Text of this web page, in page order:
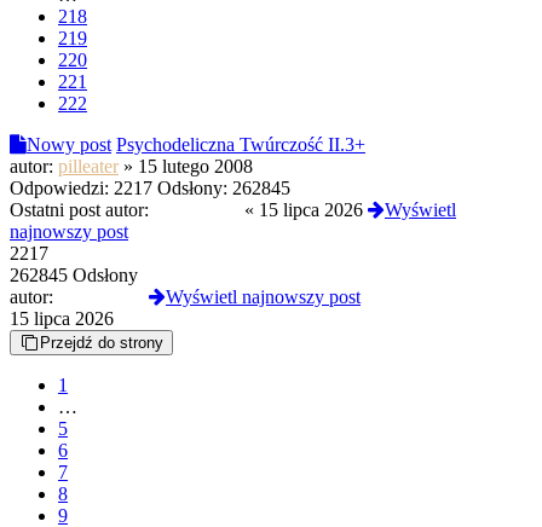
218
219
220
221
222
Nowy post Psychodeliczna Twúrczość II.3+
autor: pilleater » 15 lutego 2008
Odpowiedzi: 2217 Odsłony: 262845
Ostatni post autor:
« 15 lipca 2026
Wyświetl
najnowszy post
2217
262845 Odsłony
autor:
Wyświetl najnowszy post
15 lipca 2026
Przejdź do strony
1
…
5
6
7
8
9